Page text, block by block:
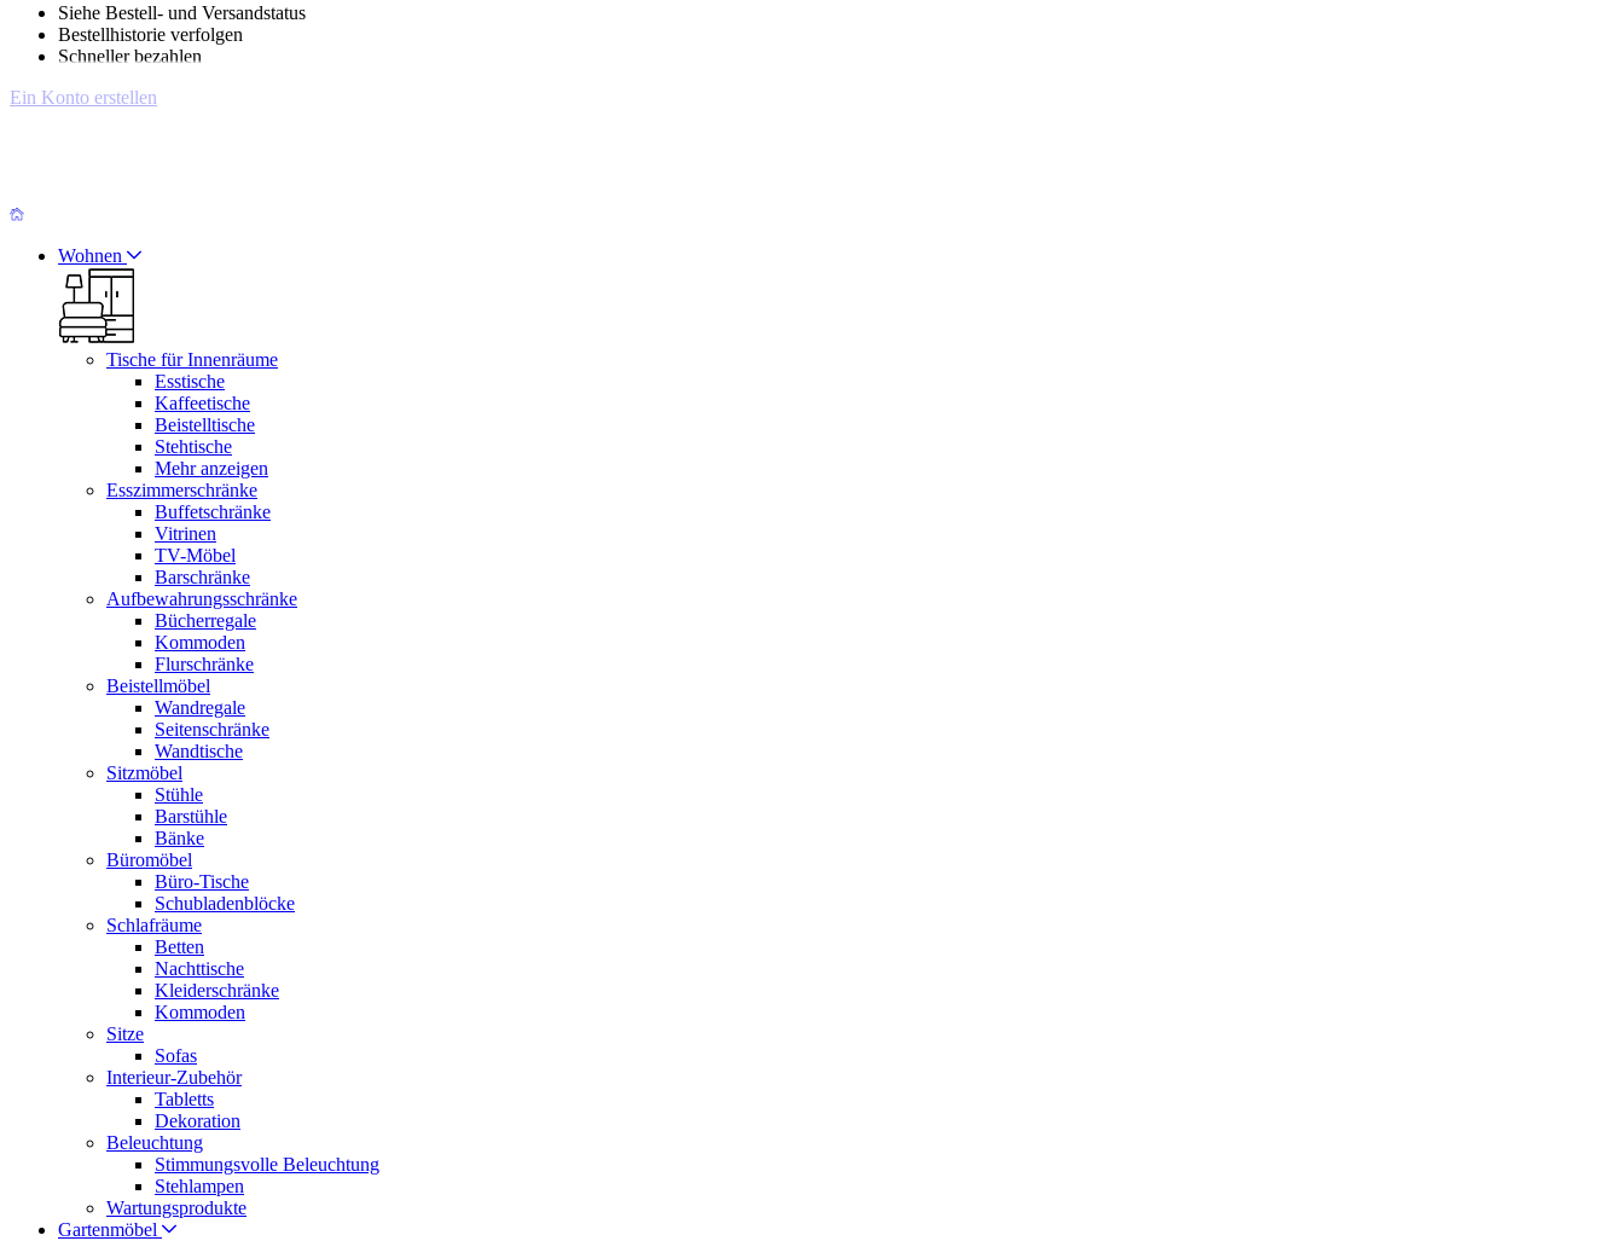
Siehe Bestell- und Versandstatus
Bestellhistorie verfolgen
Schneller bezahlen
Ein Konto erstellen
Wohnen
Tische für Innenräume
Esstische
Kaffeetische
Beistelltische
Stehtische
Mehr anzeigen
Esszimmerschränke
Buffetschränke
Vitrinen
TV-Möbel
Barschränke
Aufbewahrungsschränke
Bücherregale
Kommoden
Flurschränke
Beistellmöbel
Wandregale
Seitenschränke
Wandtische
Sitzmöbel
Stühle
Barstühle
Bänke
Büromöbel
Büro-Tische
Schubladenblöcke
Schlafräume
Betten
Nachttische
Kleiderschränke
Kommoden
Sitze
Sofas
Interieur-Zubehör
Tabletts
Dekoration
Beleuchtung
Stimmungsvolle Beleuchtung
Stehlampen
Wartungsprodukte
Gartenmöbel